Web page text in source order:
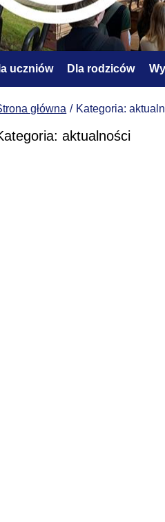
uczniów Dla rodziców
główna Kategoria:
aktualności